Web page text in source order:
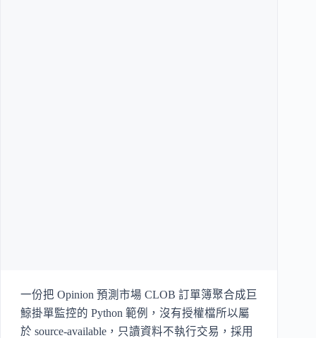
一份把 Opinion 預測市場 CLOB 訂單簿聚合成巨
鯨掛單監控的 Python 範例，沒有授權檔所以屬
於 source-available，只讀資料不執行交易，採用